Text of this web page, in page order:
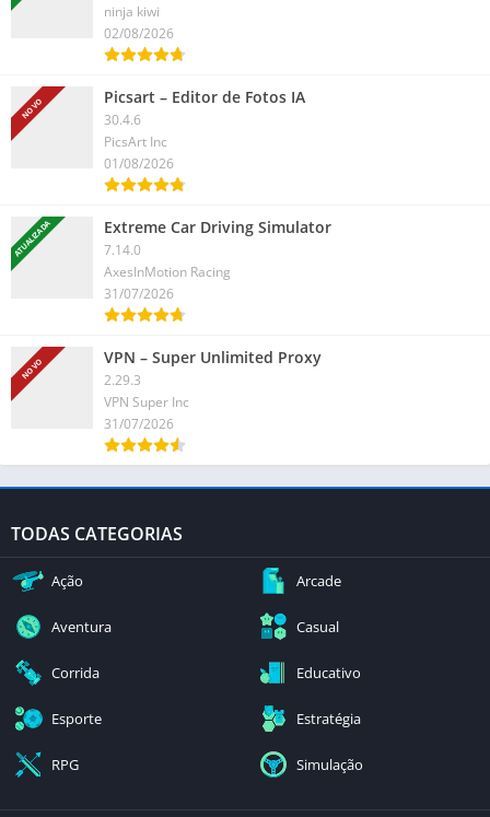
ninja kiwi
02/08/2026
NOVO Picsart – Editor de Fotos IA
30.4.6
PicsArt Inc
01/08/2026
ATUALIZADA Extreme Car Driving Simulator
7.14.0
AxesInMotion Racing
31/07/2026
NOVO VPN – Super Unlimited Proxy
2.29.3
VPN Super Inc
31/07/2026
TODAS CATEGORIAS
Ação Arcade
Aventura Casual
Corrida Educativo
Esporte Estratégia
RPG Simulação